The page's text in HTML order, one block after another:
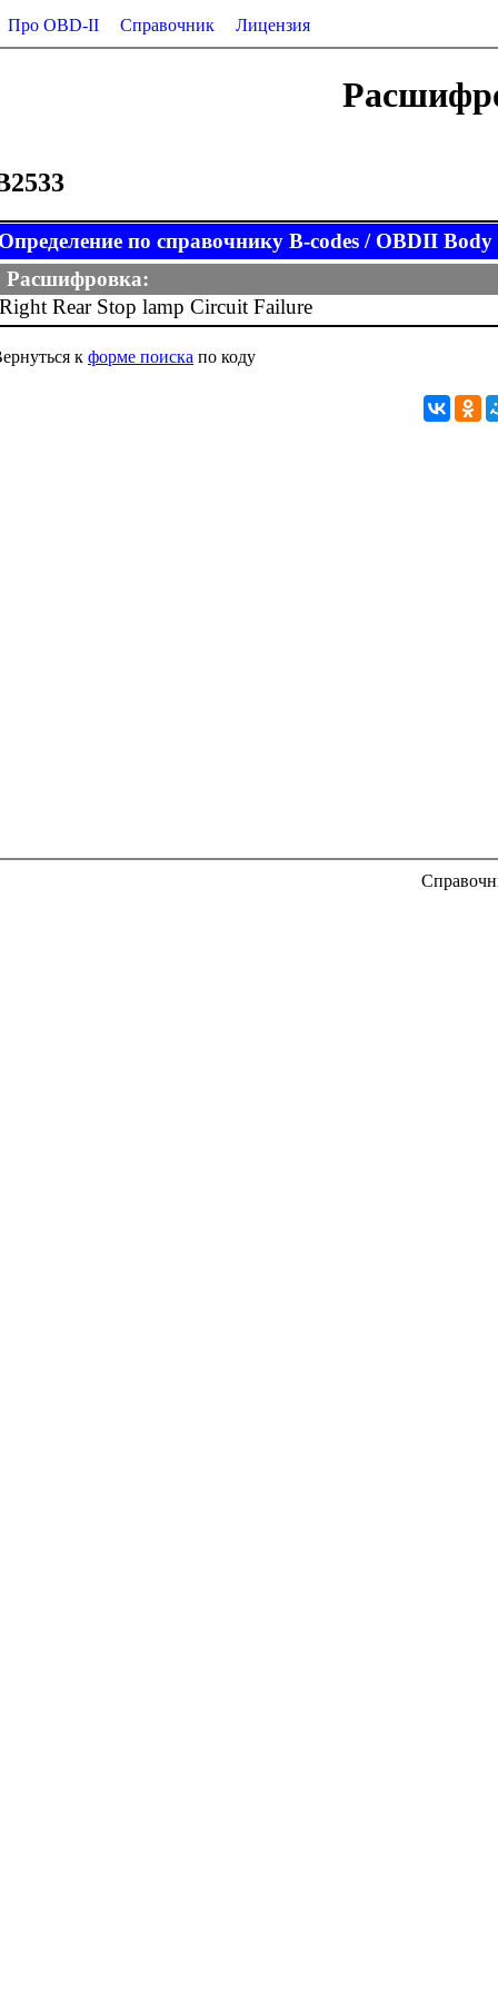
Про OBD-II Справочник Лицензия
по справочнику B-codes / OBDII Body
Расшифровка:
Right Rear Stop lamp Circuit Failure
к форме поиска по коду